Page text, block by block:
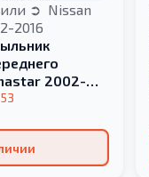
Nissan
2016
2002-